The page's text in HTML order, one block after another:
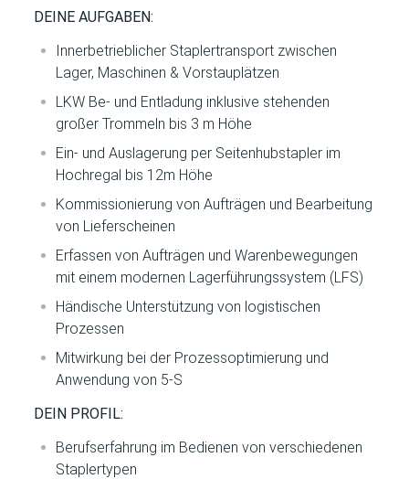
DEINE AUFGABEN:
Innerbetrieblicher Staplertransport zwischen
Lager, Maschinen & Vorstauplätzen
LKW Be- und Entladung inklusive stehenden
großer Trommeln bis 3 m Höhe
Ein- und Auslagerung per Seitenhubstapler im
Hochregal bis 12m Höhe
Kommissionierung von Aufträgen und Bearbeitung
von Lieferscheinen
Erfassen von Aufträgen und Warenbewegungen
mit einem modernen Lagerführungssystem (LFS)
Händische Unterstützung von logistischen
Prozessen
Mitwirkung bei der Prozessoptimierung und
Anwendung von 5-S
DEIN PROFIL:
Berufserfahrung im Bedienen von verschiedenen
Staplertypen